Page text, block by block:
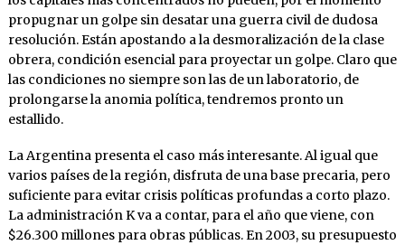
propugnar un golpe sin desatar una guerra civil de dudosa
resolución. Están apostando a la desmoralización de la clase
obrera, condición esencial para proyectar un golpe. Claro que
las condiciones no siempre son las de un laboratorio, de
prolongarse la anomia política, tendremos pronto un
estallido.
La Argentina presenta el caso más interesante. Al igual que
varios países de la región, disfruta de una base precaria, pero
suficiente para evitar crisis políticas profundas a corto plazo.
La administración K va a contar, para el año que viene, con
$26.300 millones para obras públicas. En 2003, su presupuesto